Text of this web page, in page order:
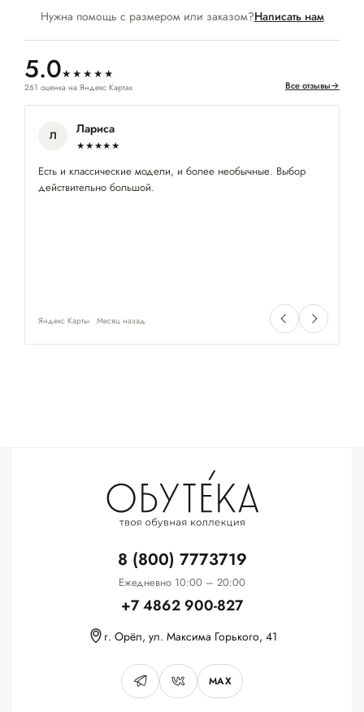
Нужна помощь с размером или заказом?Написать нам
5.0★★★★★
261 оценка на Яндекс Картах Все отзывы→
Л Лариса
★★★★★
Есть и классические модели, и более необычные. Выбор
действительно большой.
Яндекс Карты Месяц назад
8 (800) 7773719
Ежедневно 10:00 – 20:00
+7 4862 900-827
г. Орёл, ул. Максима Горького, 41
MAX